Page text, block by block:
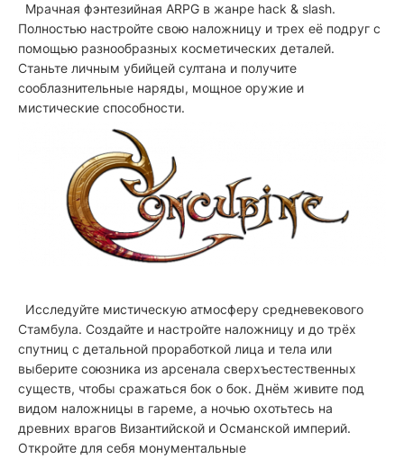
Мрачная фэнтезийная ARPG в жанре hack & slash.
Полностью настройте свою наложницу и трех её подруг с
помощью разнообразных косметических деталей.
Станьте личным убийцей султана и получите
сооблазнительные наряды, мощное оружие и
мистические способности.
Исследуйте мистическую атмосферу средневекового
Стамбула. Создайте и настройте наложницу и до трёх
спутниц с детальной проработкой лица и тела или
выберите союзника из арсенала сверхъестественных
существ, чтобы сражаться бок о бок. Днём живите под
видом наложницы в гареме, а ночью охотьтесь на
древних врагов Византийской и Османской империй.
Откройте для себя монументальные